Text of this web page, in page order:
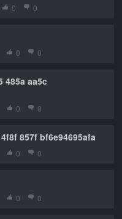
0 0
0 0
485a aa5c
0 0
857f bf6e94695afa
0 0
0 0